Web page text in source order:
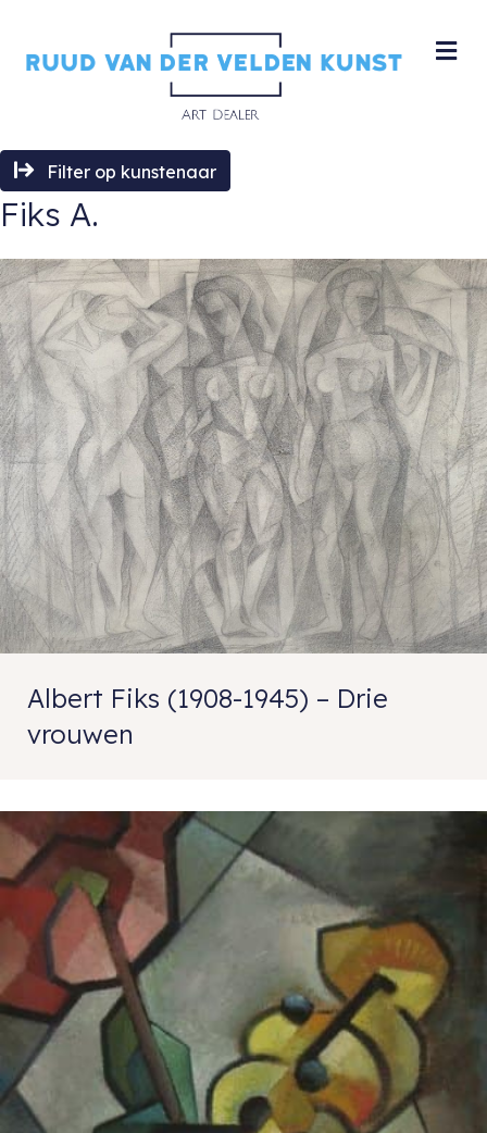
Filter op kunstenaar
Fiks A.
Albert Fiks (1908-1945) – Drie
vrouwen